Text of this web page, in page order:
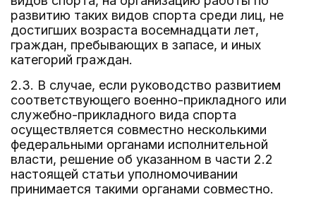
развитию таких видов спорта среди лиц, не
достигших возраста восемнадцати лет,
граждан, пребывающих в запасе, и иных
категорий граждан.
2.3. В случае, если руководство развитием
соответствующего военно-прикладного или
служебно-прикладного вида спорта
осуществляется совместно несколькими
федеральными органами исполнительной
власти, решение об указанном в части 2.2
настоящей статьи уполномочивании
принимается такими органами совместно.